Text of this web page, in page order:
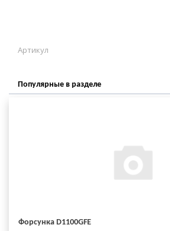
Артикул
Популярные в разделе
Форсунка D1100GFE